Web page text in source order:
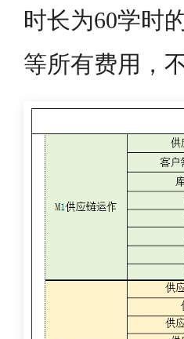
时长为60学时
等所有费用，